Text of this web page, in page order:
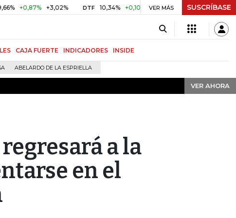
DTF 10,34% +0,10% +0,98% UVR $ 416,91 +$ 0,05 +0,01%
VER MÁS SUSCRÍBASE
CAJA FUERTE INDICADORES INSIDE
ABELARDO DE LA ESPRIELLA
VER AHORA
VER AHORA
a la
en el